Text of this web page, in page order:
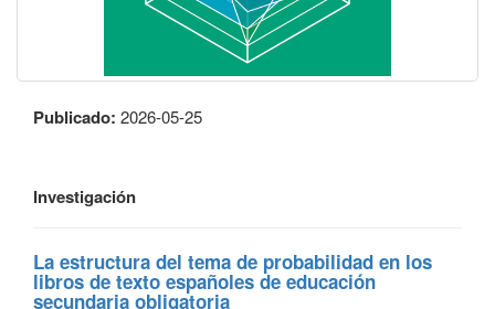
Publicado: 2026-05-25
Investigación
La estructura del tema de probabilidad en los
libros de texto españoles de educación
secundaria obligatoria